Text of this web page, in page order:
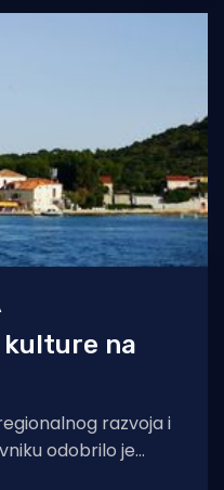
kulture na
razvoja i
odobrilo je